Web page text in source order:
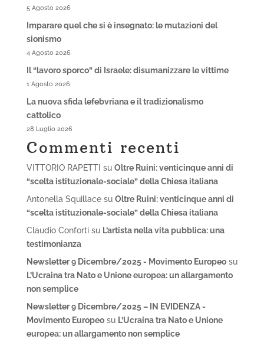
5 Agosto 2026
Imparare quel che si è insegnato: le mutazioni del
sionismo
4 Agosto 2026
Il “lavoro sporco” di Israele: disumanizzare le vittime
1 Agosto 2026
La nuova sfida lefebvriana e il tradizionalismo
cattolico
28 Luglio 2026
Commenti recenti
VITTORIO RAPETTI su Oltre Ruini: venticinque anni di
“scelta istituzionale-sociale” della Chiesa italiana
Antonella Squillacesu Oltre Ruini: venticinque anni di
“scelta istituzionale-sociale” della Chiesa italiana
Claudio Confortisu L’artista nella vita pubblica: una
testimonianza
Newsletter 9 Dicembre/2025 - Movimento Europeosu
L’Ucraina tra Nato e Unione europea: un allargamento
non semplice
Newsletter 9 Dicembre/2025 – IN EVIDENZA -
Movimento Europeosu L’Ucraina tra Nato e Unione
europea: un allargamento non semplice